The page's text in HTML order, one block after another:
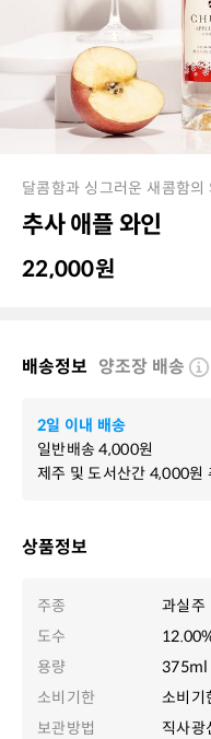
달콤함과 싱그러운 새콤함의
추사 애플 와인
22,000원
상품정보
주종
과실주
도수
용량
375ml
소비기한
소비기
보관방법
직사광
배송정보 양조장 배송
2일 이내 배송
일반배송4,000원
제주 및 도서산간 4,000원